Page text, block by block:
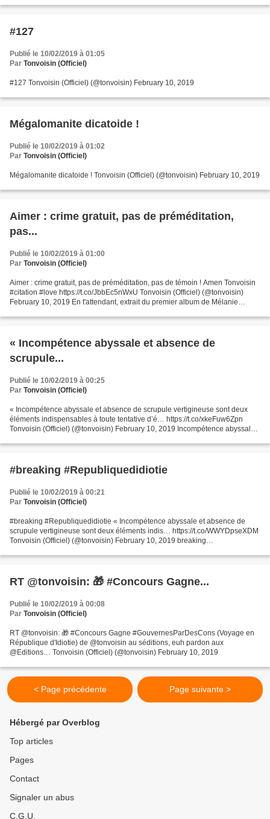
#127
Publié le 10/02/2019 à 01:05
Par Tonvoisin (Officiel)
#127 Tonvoisin (Officiel) (@tonvoisin) February 10, 2019
Mégalomanite dicatoide !
Publié le 10/02/2019 à 01:02
Par Tonvoisin (Officiel)
Mégalomanite dicatoide ! Tonvoisin (Officiel) (@tonvoisin) February 10, 2019
Aimer : crime gratuit, pas de préméditation,
pas...
Publié le 10/02/2019 à 01:00
Par Tonvoisin (Officiel)
Aimer : crime gratuit, pas de préméditation, pas de témoin ! Amen Tonvoisin
#citation #love https://t.co/JbbEc5nWxU Tonvoisin (Officiel) (@tonvoisin)
February 10, 2019 En t'attendant, extrait du premier album de Mélanie
« Incompétence abyssale et absence de
scrupule...
Publié le 10/02/2019 à 00:25
Par Tonvoisin (Officiel)
« Incompétence abyssale et absence de scrupule vertigineuse sont deux
éléments indispensables à toute tentative d’é… https://t.co/xkeFuw6Zpn
Tonvoisin (Officiel) (@tonvoisin) February 10, 2019 Incompétence abyssale
#breaking #Republiquedidiotie
Publié le 10/02/2019 à 00:21
Par Tonvoisin (Officiel)
#breaking #Republiquedidiotie « Incompétence abyssale et absence de
scrupule vertigineuse sont deux éléments indis… https://t.co/WWYDpseXDM
Tonvoisin (Officiel) (@tonvoisin) February 10, 2019 breaking
RT @tonvoisin: 🎁 #Concours Gagne...
Publié le 10/02/2019 à 00:08
Par Tonvoisin (Officiel)
RT @tonvoisin: 🎁 #Concours Gagne #GouvernesParDesCons (Voyage en
République d'Idiotie) de @tonvoisin au séditions, euh pardon aux
@Editions… Tonvoisin (Officiel) (@tonvoisin) February 10, 2019
< Page précédente Page suivante >
Hébergé par Overblog
Top articles
Pages
Contact
Signaler un abus
C.G.U.